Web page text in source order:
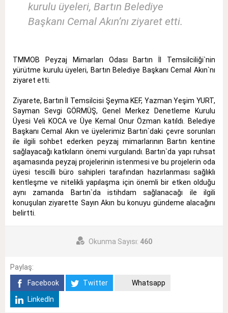
kurulu üyeleri, Bartın Belediye
Başkanı Cemal Akın’nı ziyaret etti.
TMMOB Peyzaj Mimarları Odası Bartın İl Temsilciliği`nin
yürütme kurulu üyeleri, Bartın Belediye Başkanı Cemal Akın`nı
ziyaret etti.
Ziyarete, Bartın İl Temsilcisi Şeyma KEF, Yazman Yeşim YURT,
Sayman Sevgi GÖRMÜŞ, Genel Merkez Denetleme Kurulu
Üyesi Veli KOCA ve Üye Kemal Onur Özman katıldı. Belediye
Başkanı Cemal Akın ve üyelerimiz Bartın`daki çevre sorunları
ile ilgili sohbet ederken peyzaj mimarlarının Bartın kentine
sağlayacağı katkıların önemi vurgulandı. Bartın`da yapı ruhsat
aşamasında peyzaj projelerinin istenmesi ve bu projelerin oda
üyesi tescilli büro sahipleri tarafından hazırlanması sağlıklı
kentleşme ve nitelikli yapılaşma için önemli bir etken olduğu
aynı zamanda Bartın`da istihdam sağlanacağı ile ilgili
konuşulan ziyarette Sayın Akın bu konuyu gündeme alacağını
belirtti.
Okunma Sayısı: 460
Paylaş:
Facebook
Twitter
Whatsapp
LinkedIn